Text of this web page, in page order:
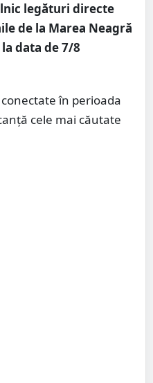
legături directe
de la Marea Neagră
data de 7/8
în perioada
cele mai căutate